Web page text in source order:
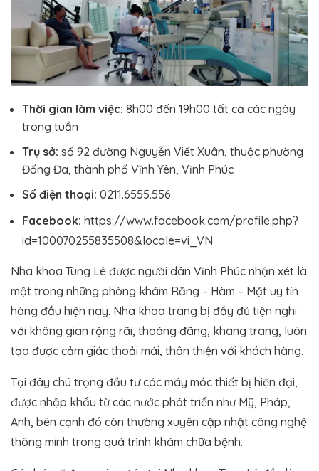
Thời gian làm việc: 8h00 đến 19h00 tất cả các ngày
trong tuần
Trụ sở: số 92 đường Nguyễn Viết Xuân, thuộc phường
Đống Đa, thành phố Vĩnh Yên, Vĩnh Phúc
Số điện thoại: 0211.6555.556
Facebook: https://www.facebook.com/profile.php?
id=100070255835508&locale=vi_VN
Nha khoa Tùng Lê được người dân Vĩnh Phúc nhận xét là
một trong những phòng khám Răng – Hàm – Mặt uy tín
hàng đầu hiện nay. Nha khoa trang bị đầy đủ tiện nghi
với không gian rộng rãi, thoáng đãng, khang trang, luôn
tạo được cảm giác thoải mái, thân thiện với khách hàng.
Tại đây chú trọng đầu tư các máy móc thiết bị hiện đại,
được nhập khẩu từ các nước phát triển như Mỹ, Pháp,
Anh, bên cạnh đó còn thường xuyên cập nhật công nghệ
thông minh trong quá trình khám chữa bệnh.